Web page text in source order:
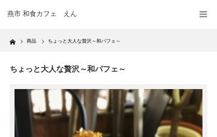
燕市 和食カフェ えん
Home 商品 ちょっと大人な贅沢～和パフェ～
ちょっと大人な贅沢～和パフェ～